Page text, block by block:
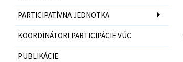
PARTICIPATÍVNA JEDNOTKA
KOORDINÁTORI PARTICIPÁCIE VÚC
PUBLIKÁCIE